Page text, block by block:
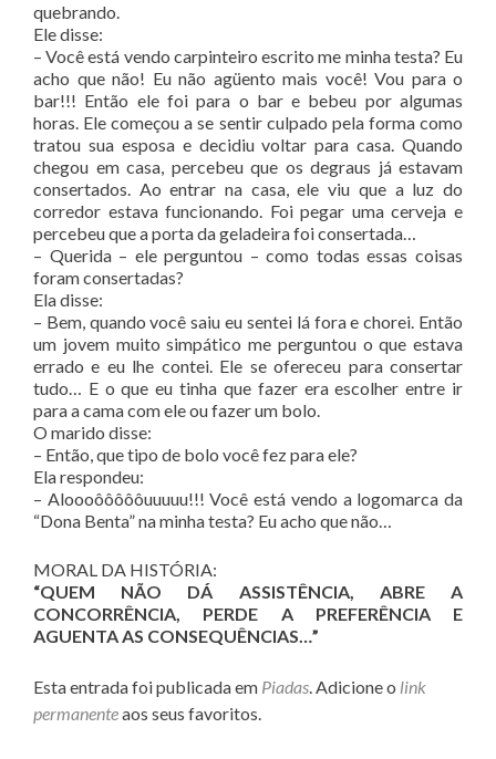
quebrando.
Ele disse:
– Você está vendo carpinteiro escrito me minha testa? Eu
acho que não! Eu não agüento mais você! Vou para o
bar!!! Então ele foi para o bar e bebeu por algumas
horas. Ele começou a se sentir culpado pela forma como
tratou sua esposa e decidiu voltar para casa. Quando
chegou em casa, percebeu que os degraus já estavam
consertados. Ao entrar na casa, ele viu que a luz do
corredor estava funcionando. Foi pegar uma cerveja e
percebeu que a porta da geladeira foi consertada…
– Querida – ele perguntou – como todas essas coisas
foram consertadas?
Ela disse:
– Bem, quando você saiu eu sentei lá fora e chorei. Então
um jovem muito simpático me perguntou o que estava
errado e eu lhe contei. Ele se ofereceu para consertar
tudo… E o que eu tinha que fazer era escolher entre ir
para a cama com ele ou fazer um bolo.
O marido disse:
– Então, que tipo de bolo você fez para ele?
Ela respondeu:
– Aloooôôôôôuuuuu!!! Você está vendo a logomarca da
“Dona Benta” na minha testa? Eu acho que não…
MORAL DA HISTÓRIA:
“QUEM NÃO DÁ ASSISTÊNCIA, ABRE A
CONCORRÊNCIA, PERDE A PREFERÊNCIA E
AGUENTA AS CONSEQUÊNCIAS…”
Esta entrada foi publicada em Piadas. Adicione o link
permanenteaos seus favoritos.